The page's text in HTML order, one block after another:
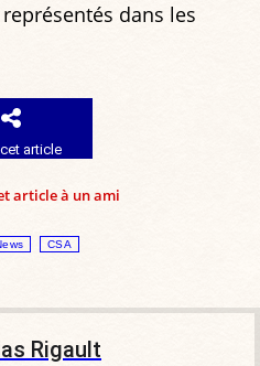
dans les
article
article à un ami
CSA
Rigault